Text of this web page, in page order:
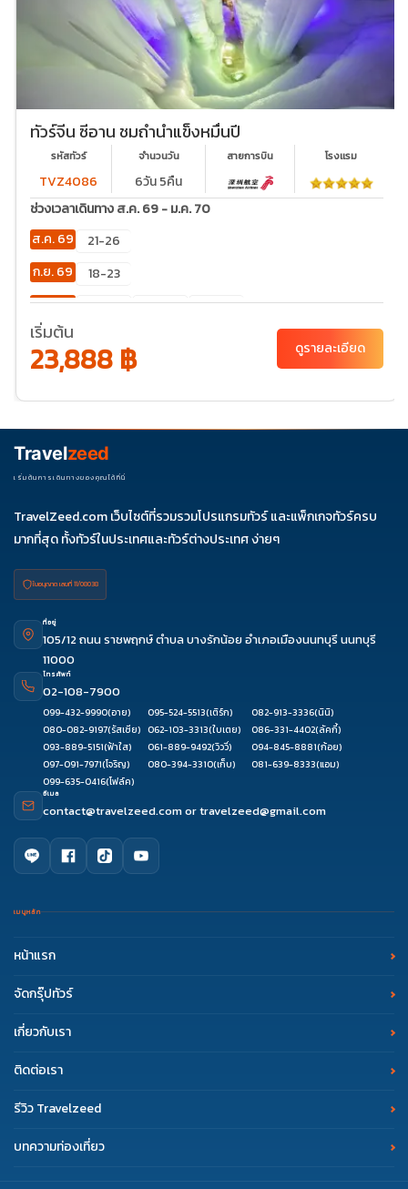
ทัวร์จีน ซีอาน ชมถ้ำน้ำแข็งหมื่นปี
รหัสทัวร์
TVZ4086
จำนวนวัน
6วัน 5คืน
สายการบิน โรงเเรม
ช่วงเวลาเดินทาง ส.ค. 69 - ม.ค. 70
ส.ค. 69
21-26
ก.ย. 69
18-23
ต.ค. 69
02-
23-28
30-
พ.ย. 69
20-
ม.ค. 70
01-06
เริ่มต้น
23,888 ฿ ดูรายละเอียด
Travelzeed
เริ่มต้นการเดินทางของคุณได้ที่นี่
TravelZeed.com เว็บไซต์ที่รวมรวมโปรแกรมทัวร์ และแพ็กเกจทัวร์ครบ
มากที่สุด ทั้งทัวร์ในประเทศและทัวร์ต่างประเทศ ง่ายๆ
ใบอนุญาต เลขที่ 11/08038
ที่อยู่
105/12 ถนน ราชพฤกษ์ ตำบล บางรักน้อย อำเภอเมืองนนทบุรี นนทบุรี
11000
โทรศัพท์
02-108-7900
099-432-9990(อาย) 095-524-5513(เติร์ก) 082-913-3336(นินิ)
080-082-9197(รัสเซีย) 062-103-3313(ใบเตย) 086-331-4402(ลัคกี้)
093-889-5151(ฟ้าใส) 061-889-9492(วิววี่) 094-845-8881(ก้อย)
097-091-7971(โจริญ) 080-394-3310(เก็บ) 081-639-8333(แอม)
099-635-0416(โฟล์ค)
อีเมล
contact@travelzeed.comortravelzeed@gmail.com
เมนูหลัก
หน้าแรก
จัดกรุ๊ปทัวร์
เกี่ยวกับเรา
ติดต่อเรา
รีวิว Travelzeed
บทความท่องเที่ยว